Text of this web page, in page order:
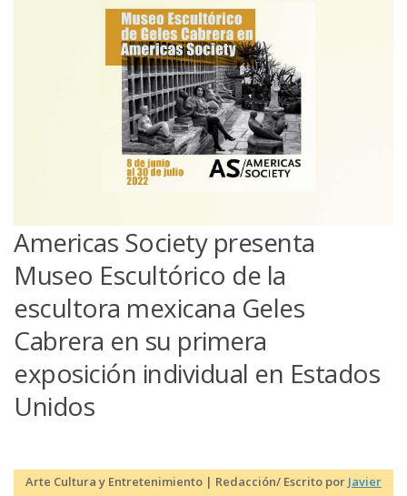
Americas Society presenta
Museo Escultórico de la
escultora mexicana Geles
Cabrera en su primera
exposición individual en Estados
Unidos
Arte Cultura y Entretenimiento | Redacción/ Escrito por Javier